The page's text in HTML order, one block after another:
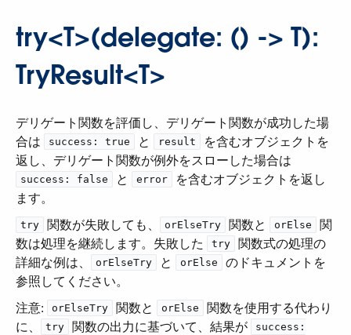
try<T>(delegate: () -> T):
TryResult<T>
デリゲート関数を評価し、デリゲート関数が成功した場
合は ​
success: true ​ と ​ result
​ を含むオブジェクトを
返し、デリゲート関数が例外をスローした場合は ​
success: false ​ と ​ error
​ を含むオブジェクトを返し
ます。
try ​ 関数が失敗しても、​ orElseTry ​ 関数と ​ orElse
​ 関
数は処理を継続します。失敗した ​
try
​ 関数式の処理の
詳細な例は、​
orElseTry ​ と ​ orElse
​ のドキュメントを
参照してください。
注意:
orElseTry ​ 関数と ​ orElse
​ 関数を使用する代わり
に、​
try ​ 関数の出力に基づいて、結果が ​ success: